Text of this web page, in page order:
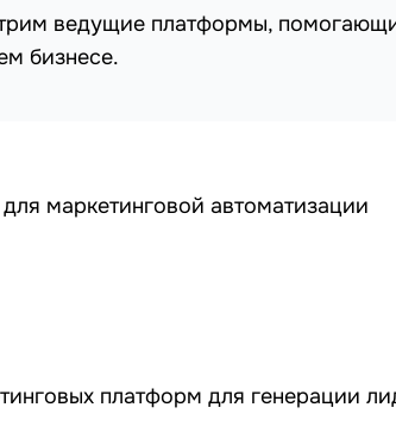
ведущие платформы,
бизнесе.
маркетинговой автоматизации
платформ для генерации